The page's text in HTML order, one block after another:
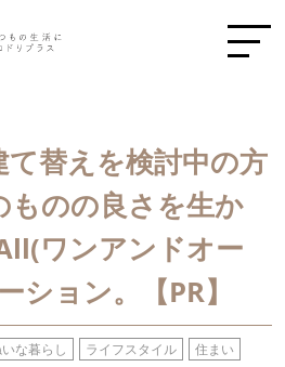
て替えを検討中の方
ものの良さを生か
ワンアンドオー
ション。【PR】
な暮らし ライフスタイル 住まい